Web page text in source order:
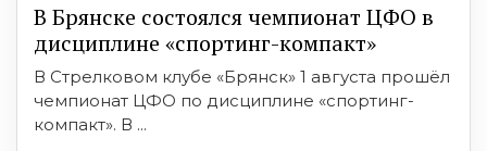
В Брянске состоялся чемпионат ЦФО в
дисциплине «спортинг-компакт»
В Стрелковом клубе «Брянск» 1 августа прошёл
чемпионат ЦФО по дисциплине «спортинг-
компакт». В ...